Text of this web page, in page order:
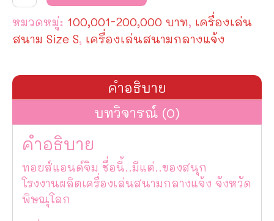
สนาม
กลาง
นำ
เข้า
หมวดหมู่: 100,001-200,000 บาท, เครื่องเล่น
สนาม Size S, เครื่องเล่นสนามกลางแจ้ง
คำอธิบาย
บทวิจารณ์ (0)
คำอธิบาย
ทอยส์แอนด์จิม ชื่อนี้..มีแต่..ของสนุก
โรงงานผลิตเครื่องเล่นสนามกลางแจ้ง จังหวัด
พิษณุโลก